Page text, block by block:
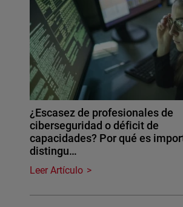
¿Escasez de profesionales de
ciberseguridad o déficit de
capacidades? Por qué es
distingu…
Leer Artículo